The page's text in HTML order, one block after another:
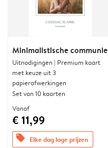
Minimalistische communie
Uitnodigingen | Premium kaart
met keuze uit 3
papierafwerkingen
Set van 10 kaarten
Vanaf
€ 11,99
offers Elke dag lage prijzen